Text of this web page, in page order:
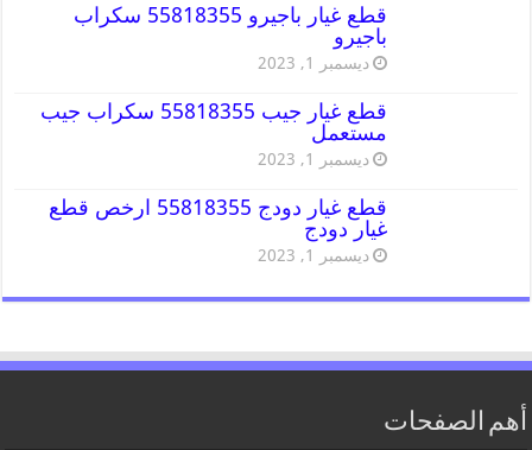
قطع غيار باجيرو 55818355 سكراب
باجيرو
ديسمبر 1, 2023
قطع غيار جيب 55818355 سكراب جيب
مستعمل
ديسمبر 1, 2023
قطع غيار دودج 55818355 ارخص قطع
غيار دودج
ديسمبر 1, 2023
أهم الصفحات